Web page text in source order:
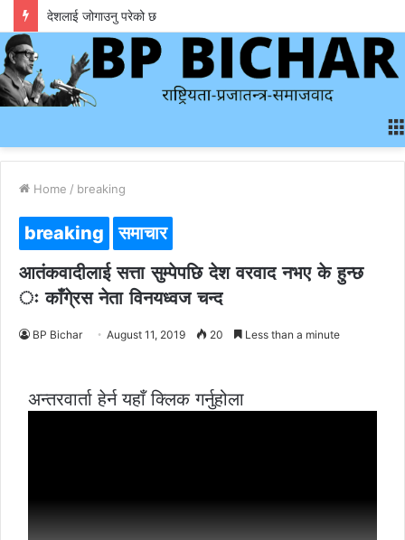
देशलाई जोगाउनु परेको छ
Home / breaking
breaking समाचार
आतंकवादीलाई सत्ता सुम्पेपछि देश वरवाद नभए के हुन्छ
ः काँगे्रस नेता विनयध्वज चन्द
BP Bichar August 11, 2019 20 Less than a minute
अन्तरवार्ता हेर्न यहाँ क्लिक गर्नुहोला